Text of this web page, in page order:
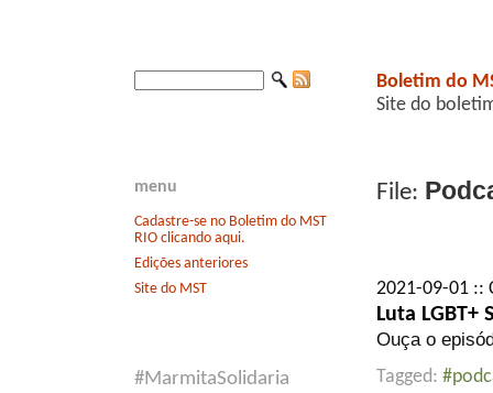
menu
Cadastre-se no Boletim do MST
RIO clicando aqui.
Edições anteriores
Site do MST
#MarmitaSolidaria
Boletim do
Site do
File:
2021-09-01 ::
Luta LGBT+
Ouça o
Tagged: